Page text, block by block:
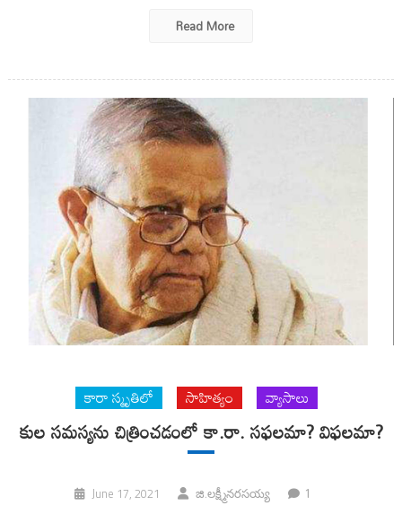
Read More
కారా స్మృతిలో సాహిత్యం వ్యాసాలు
కుల సమస్యను చిత్రించడంలో కా.రా. సఫలమా? విఫలమా?
June 17, 2021 జి.లక్ష్మీనరసయ్య 1